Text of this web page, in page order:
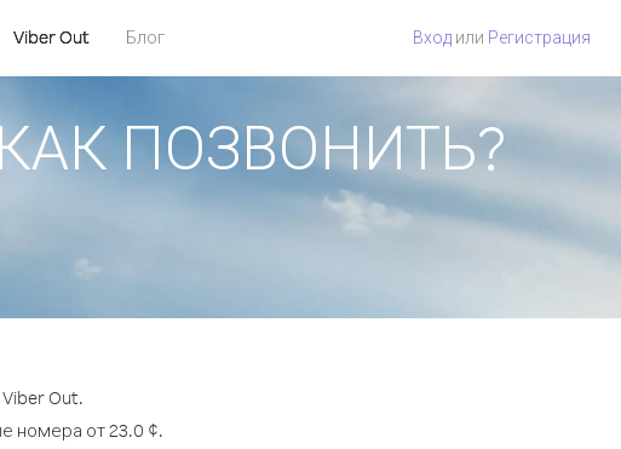
Viber Out Блог Вход или Регистрация
КАК ПОЗВОНИТЬ?
Out.
номера от 23.0 ¢.